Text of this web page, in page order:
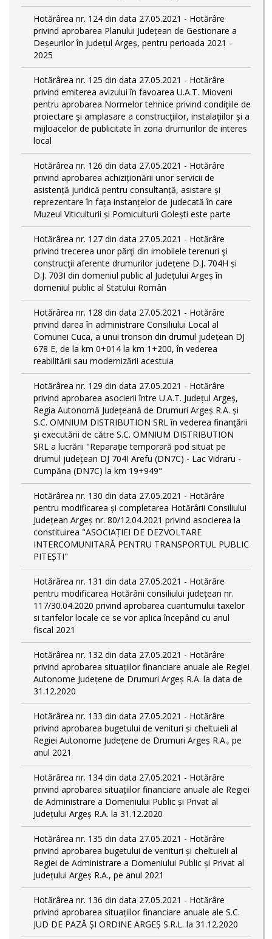
Hotărârea nr. 124 din data 27.05.2021 - Hotărâre
privind aprobarea Planului Județean de Gestionare a
Deșeurilor în județul Argeș, pentru perioada 2021 -
2025
Hotărârea nr. 125 din data 27.05.2021 - Hotărâre
privind emiterea avizului în favoarea U.A.T. Mioveni
pentru aprobarea Normelor tehnice privind condiţiile de
proiectare şi amplasare a construcţiilor, instalaţiilor şi a
mijloacelor de publicitate în zona drumurilor de interes
local
Hotărârea nr. 126 din data 27.05.2021 - Hotărâre
privind aprobarea achiziționării unor servicii de
asistență juridică pentru consultanță, asistare și
reprezentare în fața instanțelor de judecată în care
Muzeul Viticulturii și Pomiculturii Golești este parte
Hotărârea nr. 127 din data 27.05.2021 - Hotărâre
privind trecerea unor părţi din imobilele terenuri şi
construcţii aferente drumurilor județene D.J. 704H și
D.J. 703I din domeniul public al Județului Argeș în
domeniul public al Statului Român
Hotărârea nr. 128 din data 27.05.2021 - Hotărâre
privind darea în administrare Consiliului Local al
Comunei Cuca, a unui tronson din drumul județean DJ
678 E, de la km 0+014 la km 1+200, în vederea
reabilitării sau modernizării acestuia
Hotărârea nr. 129 din data 27.05.2021 - Hotărâre
privind aprobarea asocierii între U.A.T. Județul Argeș,
Regia Autonomă Județeană de Drumuri Argeș R.A. și
S.C. OMNIUM DISTRIBUTION SRL în vederea finanţării
şi executării de către S.C. OMNIUM DISTRIBUTION
SRL a lucrării "Reparație temporară pod situat pe
drumul județean DJ 704I Arefu (DN7C) - Lac Vidraru -
Cumpăna (DN7C) la km 19+949"
Hotărârea nr. 130 din data 27.05.2021 - Hotărâre
pentru modificarea și completarea Hotărârii Consiliului
Județean Argeș nr. 80/12.04.2021 privind asocierea la
constituirea "ASOCIAȚIEI DE DEZVOLTARE
INTERCOMUNITARĂ PENTRU TRANSPORTUL PUBLIC
PITEȘTI"
Hotărârea nr. 131 din data 27.05.2021 - Hotărâre
pentru modificarea Hotărârii consiliului județean nr.
117/30.04.2020 privind aprobarea cuantumului taxelor
si tarifelor locale ce se vor aplica începând cu anul
fiscal 2021
Hotărârea nr. 132 din data 27.05.2021 - Hotărâre
privind aprobarea situațiilor financiare anuale ale Regiei
Autonome Județene de Drumuri Argeș R.A. la data de
31.12.2020
Hotărârea nr. 133 din data 27.05.2021 - Hotărâre
privind aprobarea bugetului de venituri și cheltuieli al
Regiei Autonome Județene de Drumuri Argeș R.A., pe
anul 2021
Hotărârea nr. 134 din data 27.05.2021 - Hotărâre
privind aprobarea situațiilor financiare anuale ale Regiei
de Administrare a Domeniului Public și Privat al
Județului Argeș R.A. la 31.12.2020
Hotărârea nr. 135 din data 27.05.2021 - Hotărâre
privind aprobarea bugetului de venituri și cheltuieli al
Regiei de Administrare a Domeniului Public și Privat al
Județului Argeș R.A., pe anul 2021
Hotărârea nr. 136 din data 27.05.2021 - Hotărâre
privind aprobarea situațiilor financiare anuale ale S.C.
JUD DE PAZĂ ȘI ORDINE ARGEȘ S.R.L. la 31.12.2020